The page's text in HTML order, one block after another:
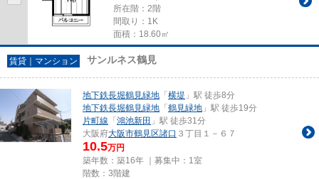
所在階：2階
間取り：1K
面積：18.60㎡
賃貸｜マンション サンルネス鶴見
地下鉄長堀鶴見緑地 「 横堤 」駅 徒歩8分
地下鉄長堀鶴見緑地 「 鶴見緑地 」駅 徒歩19分
片町線 「 鴻池新田 」駅 徒歩31分
大阪府大阪市鶴見区諸口 ３丁目１－６７
10.5万円
築年数：築16年 ｜募集中： 1室
階数：3階建